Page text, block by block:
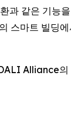
과 같은 기능
스마트 빌딩
Alliance